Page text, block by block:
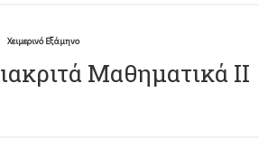
Χειμερινό Εξάμηνο
Μαθηματικά ΙΙ